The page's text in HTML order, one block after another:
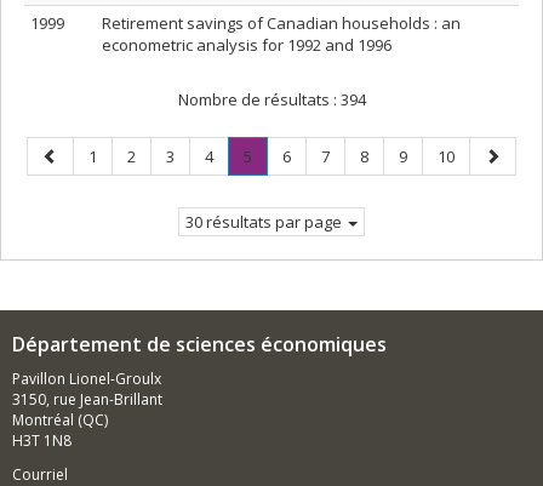
1999
Retirement savings of Canadian households : an
econometric analysis for 1992 and 1996
Nombre de résultats : 394
Page
précédente
Page
1 Page
2 Page
3 Page
4 Page
5
Page
Page
6 Page
7 Page
8 Page
9 Page
10
Page
30 résultats par page
Département de sciences économiques
Pavillon Lionel-Groulx
3150, rue Jean-Brillant
Montréal (QC)
H3T 1N8
Courriel